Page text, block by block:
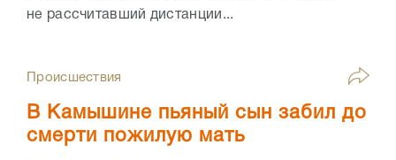
не рассчитавший дистанции...
Происшествия
В Камышине пьяный сын забил до
смерти пожилую мать